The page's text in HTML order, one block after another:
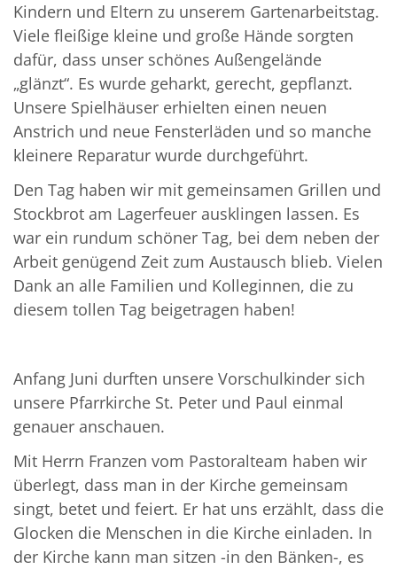
Kindern und Eltern zu unserem Gartenarbeitstag.
Viele fleißige kleine und große Hände sorgten
dafür, dass unser schönes Außengelände
„glänzt“. Es wurde geharkt, gerecht, gepflanzt.
Unsere Spielhäuser erhielten einen neuen
Anstrich und neue Fensterläden und so manche
kleinere Reparatur wurde durchgeführt.
Den Tag haben wir mit gemeinsamen Grillen und
Stockbrot am Lagerfeuer ausklingen lassen. Es
war ein rundum schöner Tag, bei dem neben der
Arbeit genügend Zeit zum Austausch blieb. Vielen
Dank an alle Familien und Kolleginnen, die zu
diesem tollen Tag beigetragen haben!
Anfang Juni durften unsere Vorschulkinder sich
unsere Pfarrkirche St. Peter und Paul einmal
genauer anschauen.
Mit Herrn Franzen vom Pastoralteam haben wir
überlegt, dass man in der Kirche gemeinsam
singt, betet und feiert. Er hat uns erzählt, dass die
Glocken die Menschen in die Kirche einladen. In
der Kirche kann man sitzen -in den Bänken-, es